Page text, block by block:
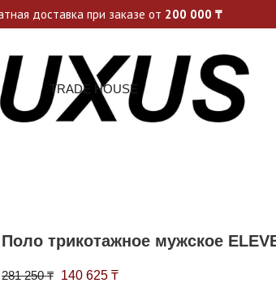
каждую неделю, не пропусти
TRADE HOUSE
Поло трикотажное мужское
281 250₸ Первоначальная цена составляла 281
140 625 ₸Текущая цена: 140 625 ₸.
доставка при заказе от 200 000 ₸